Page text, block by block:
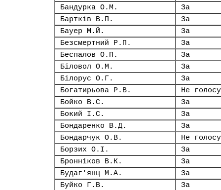
Бандурка О.М.
За
Бартків В.П.
За
Бауер М.Й.
За
Безсмертний Р.П.
За
Беспалов О.П.
За
Біловол О.М.
За
Білорус О.Г.
За
Богатирьова Р.В.
Не
Бойко В.С.
За
Бокий І.С.
За
Бондаренко В.Д.
За
Бондарчук О.В.
Не
Борзих О.І.
За
Бронніков В.К.
За
Будаг'янц М.А.
За
Буйко Г.В.
За